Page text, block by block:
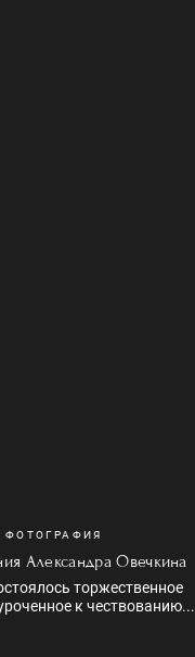
ФОТОГРАФИЯ
Александра Овечкина
торжественное
к чествованию...